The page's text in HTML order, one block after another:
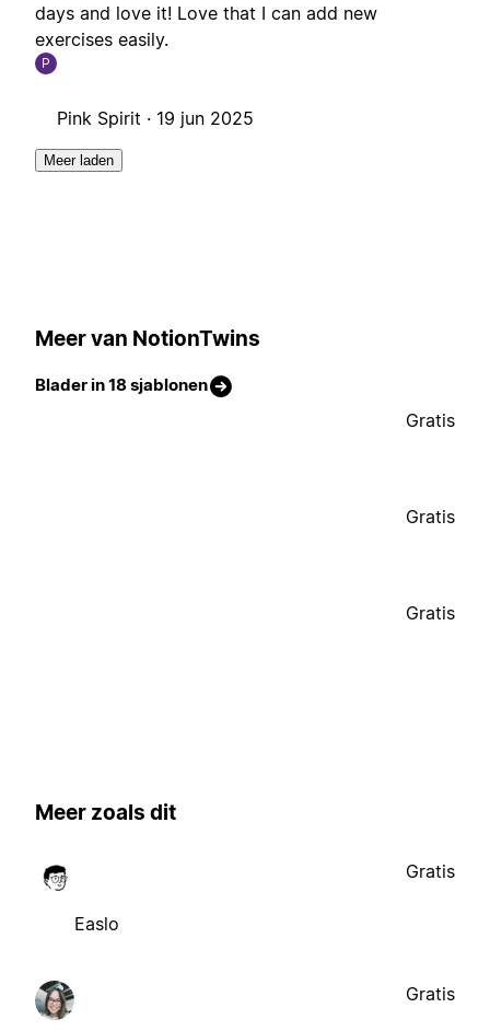
days and love it! Love that I can add new
exercises easily.
P
Pink Spirit · 19 jun 2025
Meer laden
Meer van NotionTwins
Blader in 18 sjablonen
Gratis
Gratis
Gratis
Meer zoals dit
Easlo
Gratis
Gratis